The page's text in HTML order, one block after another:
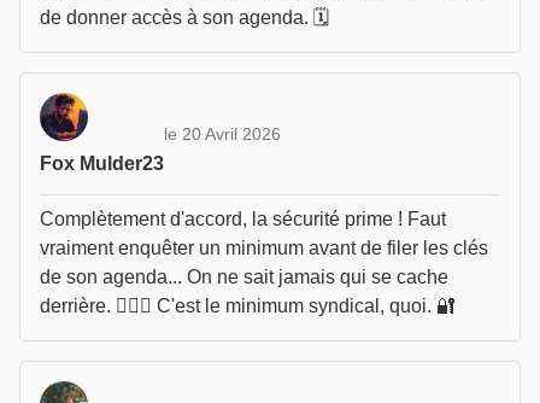
de donner accès à son agenda. 🗓️
Fox Mulder23
le 20 Avril 2026
Complètement d'accord, la sécurité prime ! Faut
vraiment enquêter un minimum avant de filer les clés
de son agenda... On ne sait jamais qui se cache
derrière. 🕵️‍♂️🤔 C'est le minimum syndical, quoi. 🔐